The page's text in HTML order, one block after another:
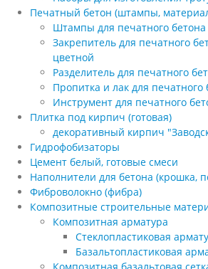
Печатный бетон (штампы,
Штампы для печатного
Закрепитель для печатного
цветной
Разделитель для печатного
Пропитка и лак для печатного
Инструмент для печатного
Плитка под кирпич (готовая)
декоративный кирпич
Гидрофобизаторы
Цемент белый, готовые смеси
Наполнители для бетона (крошка,
Фиброволокно (фибра)
Композитные строительные
Композитная арматура
Стеклопластиковая
Базальтопластиковая